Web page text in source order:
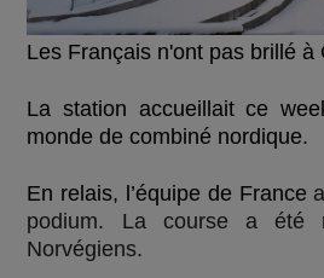
Les Français n'ont pas brillé à
La station accueillait ce
monde de combiné nordique.
En relais, l’équipe de France
podium. La course a été
Norvégiens.